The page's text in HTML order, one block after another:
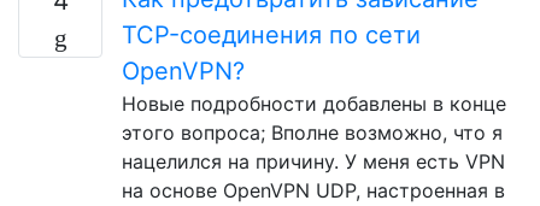
TCP-соединения по сети
OpenVPN?
Новые подробности добавлены в конце
этого вопроса; Вполне возможно, что я
нацелился на причину. У меня есть VPN
на основе OpenVPN UDP, настроенная в